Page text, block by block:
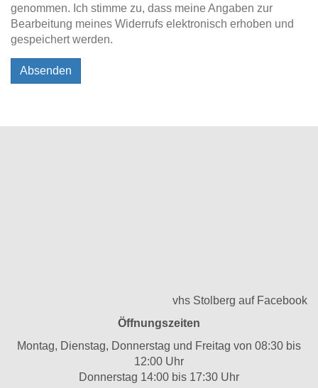
genommen. Ich stimme zu, dass meine Angaben zur
Bearbeitung meines Widerrufs elektronisch erhoben und
gespeichert werden.
Absenden
vhs Stolberg auf Facebook
Öffnungszeiten
Montag, Dienstag, Donnerstag und Freitag von 08:30 bis
12:00 Uhr
Donnerstag 14:00 bis 17:30 Uhr